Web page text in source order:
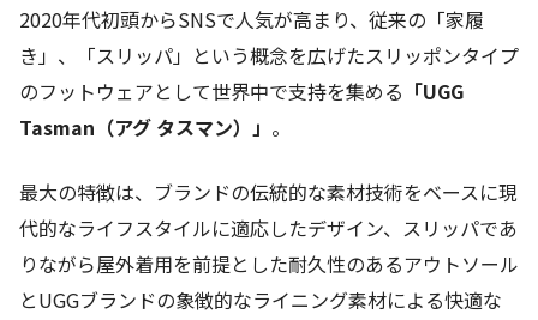
2020年代初頭からSNSで人気が高まり、従来の「家履
き」、「スリッパ」という概念を広げたスリッポンタイプ
のフットウェアとして世界中で支持を集める 「UGG
Tasman（アグ タスマン）」 。
最大の特徴は、ブランドの伝統的な素材技術をベースに現
代的なライフスタイルに適応したデザイン、スリッパであ
りながら屋外着用を前提とした耐久性のあるアウトソール
とUGGブランドの象徴的なライニング素材による快適な